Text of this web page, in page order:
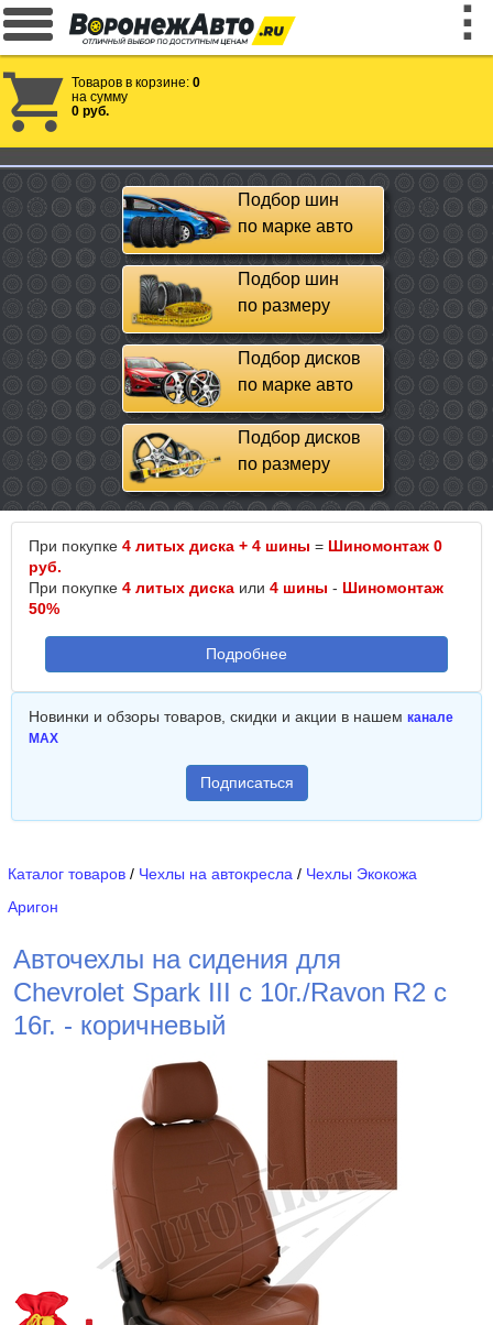
Товаров в корзине: 0
на сумму
0 руб.
Подбор шин
по марке авто
Подбор шин
по размеру
Подбор дисков
по марке авто
Подбор дисков
по размеру
При покупке 4 литых диска + 4 шины = Шиномонтаж 0
руб.
При покупке 4 литых диска или 4 шины - Шиномонтаж
50%
Подробнее
Новинки и обзоры товаров, скидки и акции в нашем канале
MAX
Подписаться
Каталог товаров / Чехлы на автокресла / Чехлы Экокожа
Аригон
Авточехлы на сидения для
Chevrolet Spark III с 10г./Ravon R2 с
16г. - коричневый